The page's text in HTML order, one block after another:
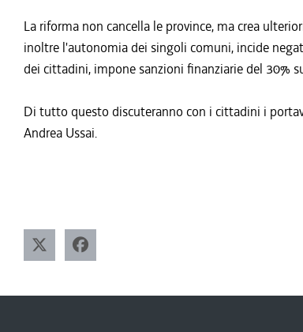
La riforma non cancella le province, ma crea
inoltre l'autonomia dei singoli comuni, incide
dei cittadini, impone sanzioni finanziarie del 30%
Di tutto questo discuteranno con i cittadini i
Andrea Ussai.